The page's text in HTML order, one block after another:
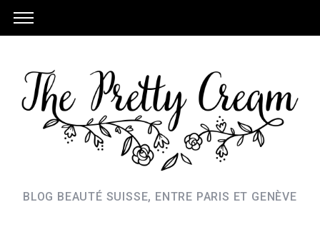
BLOG BEAUTÉ SUISSE, ENTRE PARIS ET GENÈVE